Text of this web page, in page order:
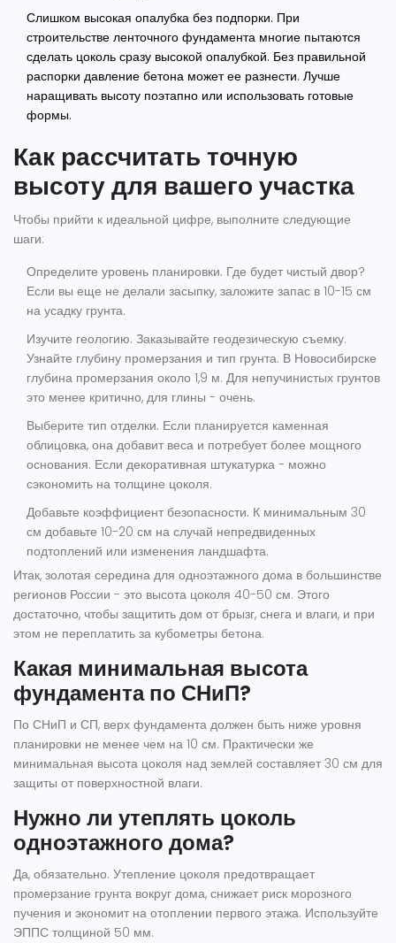
Слишком высокая опалубка без подпорки. При
строительстве ленточного фундамента многие пытаются
сделать цоколь сразу высокой опалубкой. Без правильной
распорки давление бетона может ее разнести. Лучше
наращивать высоту поэтапно или использовать готовые
формы.
Как рассчитать точную
высоту для вашего участка
Чтобы прийти к идеальной цифре, выполните следующие
шаги:
Определите уровень планировки. Где будет чистый двор?
Если вы еще не делали засыпку, заложите запас в 10-15 см
на усадку грунта.
Изучите геологию. Заказывайте геодезическую съемку.
Узнайте глубину промерзания и тип грунта. В Новосибирске
глубина промерзания около 1,9 м. Для непучинистых грунтов
это менее критично, для глины - очень.
Выберите тип отделки. Если планируется каменная
облицовка, она добавит веса и потребует более мощного
основания. Если декоративная штукатурка - можно
сэкономить на толщине цоколя.
Добавьте коэффициент безопасности. К минимальным 30
см добавьте 10-20 см на случай непредвиденных
подтоплений или изменения ландшафта.
Итак, золотая середина для одноэтажного дома в большинстве
регионов России - это высота цоколя 40-50 см. Этого
достаточно, чтобы защитить дом от брызг, снега и влаги, и при
этом не переплатить за кубометры бетона.
Какая минимальная высота
фундамента по СНиП?
По СНиП и СП, верх фундамента должен быть ниже уровня
планировки не менее чем на 10 см. Практически же
минимальная высота цоколя над землей составляет 30 см для
защиты от поверхностной влаги.
Нужно ли утеплять цоколь
одноэтажного дома?
Да, обязательно. Утепление цоколя предотвращает
промерзание грунта вокруг дома, снижает риск морозного
пучения и экономит на отоплении первого этажа. Используйте
ЭППС толщиной 50 мм.